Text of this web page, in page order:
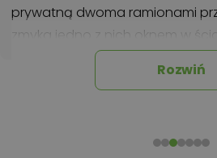
prywatną dwoma ramionami
zmyka jedno z nich oknem w
otwartą, dużą kuchnię ze
trzech sypialni i łazienki po
bryły w projekcie domu Janek
Rozwiń